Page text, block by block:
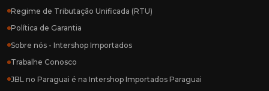
Regime de Tributação Unificada (RTU)
Política de Garantia
Sobre nós - Intershop Importados
Trabalhe Conosco
JBL no Paraguai é na Intershop Importados Paraguai